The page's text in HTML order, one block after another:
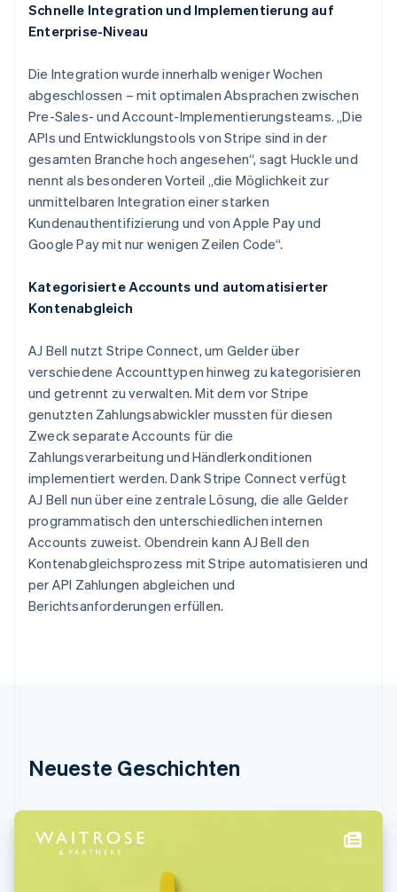
Schnelle Integration und Implementierung auf
Enterprise-Niveau
Die Integration wurde innerhalb weniger Wochen
abgeschlossen – mit optimalen Absprachen zwischen
Pre-Sales- und Account-Implementierungsteams. „Die
APIs und Entwicklungstools von Stripe sind in der
gesamten Branche hoch angesehen“, sagt Huckle und
nennt als besonderen Vorteil „die Möglichkeit zur
unmittelbaren Integration einer starken
Kundenauthentifizierung und von Apple Pay und
Google Pay mit nur wenigen Zeilen Code“.
Kategorisierte Accounts und automatisierter
Kontenabgleich
AJ Bell nutzt Stripe Connect, um Gelder über
verschiedene Accounttypen hinweg zu kategorisieren
und getrennt zu verwalten. Mit dem vor Stripe
genutzten Zahlungsabwickler mussten für diesen
Zweck separate Accounts für die
Zahlungsverarbeitung und Händlerkonditionen
implementiert werden. Dank Stripe Connect verfügt
AJ Bell nun über eine zentrale Lösung, die alle Gelder
programmatisch den unterschiedlichen internen
Accounts zuweist. Obendrein kann AJ Bell den
Kontenabgleichsprozess mit Stripe automatisieren und
per API Zahlungen abgleichen und
Berichtsanforderungen erfüllen.
Neueste Geschichten
Australien
English
Belgien
NederlandsFrançaisDeutschEnglish
Brasilien
Português English
Bulgarien
English
Dänemark
Deutschland
Deutsch English
Estland
Festlandchina
简体中文English
Finnland
English Svenska
Frankreich
FrançaisEnglish
Gibraltar
English
Griechenland
Indien
English
Irland
English
Italien
English
English
Luxemburg
English